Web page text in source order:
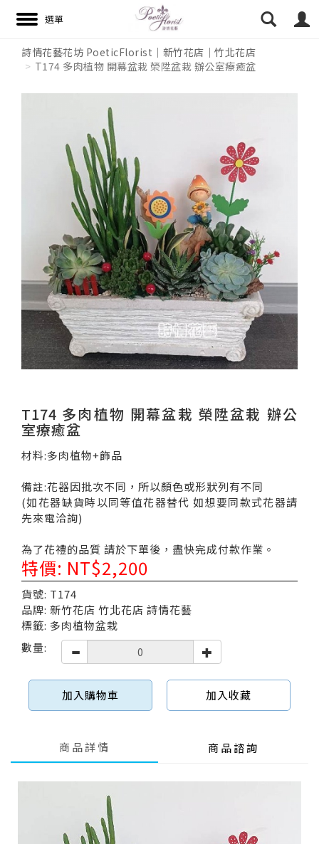
詩情花藝花坊 PoeticFlorist｜新竹花店｜竹北花店
T174 多肉植物 開幕盆栽 榮陞盆栽 辦公室療癒盆
T174 多肉植物 開幕盆栽 榮陞盆栽 辦公
室療癒盆
材料:多肉植物+飾品
備註:花器因批次不同，所以顏色或形狀列有不同
(如花器缺貨時以同等值花器替代 如想要同款式花器請
先來電洽詢)
為了花禮的品質 請於下單後，盡快完成付款作業。
特價: NT$2,200
貨號: T174
品牌: 新竹花店 竹北花店 詩情花藝
標籤: 多肉植物盆栽
數量:
加入購物車 加入收藏
商品詳情 商品諮詢